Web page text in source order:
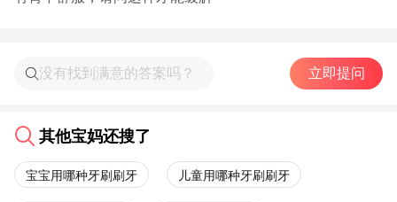
立即提问
其他宝妈还搜了
宝宝用哪种牙刷刷牙 儿童用哪种牙刷刷牙